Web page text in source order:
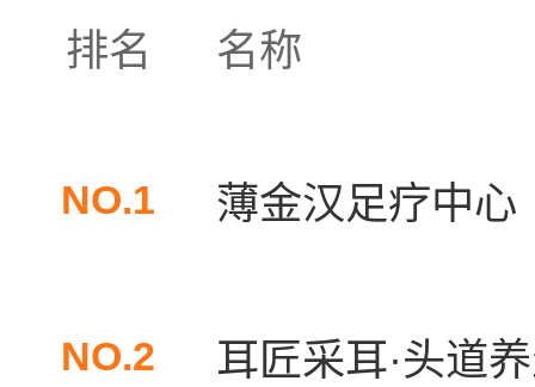
排名 名称
NO.1 薄金汉足疗中心
NO.2 耳匠采耳·头道